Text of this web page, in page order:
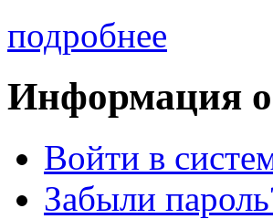
подробнее
Информация о
Войти в
Забыли